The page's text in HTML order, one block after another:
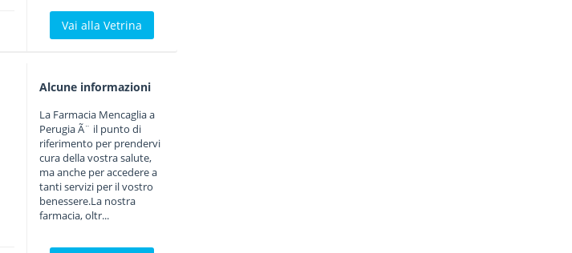
Vai alla Vetrina
Alcune informazioni
La Farmacia Mencaglia a
Perugia Ã¨ il punto di
riferimento per prendervi
cura della vostra salute,
ma anche per accedere a
tanti servizi per il vostro
benessere.La nostra
farmacia, oltr...